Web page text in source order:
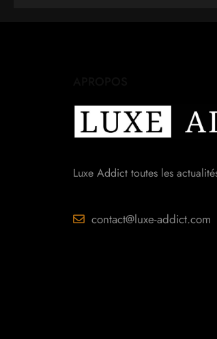
Luxe Addict toutes les
contact@luxe-addict.com